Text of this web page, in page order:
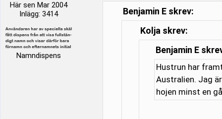
Här sen Mar 2004
Inlägg: 3414
Namndispens
Benjamin E skrev:
Kolja skrev:
Benjamin E
Hustrun har
Australien. Jag
hojen minst en